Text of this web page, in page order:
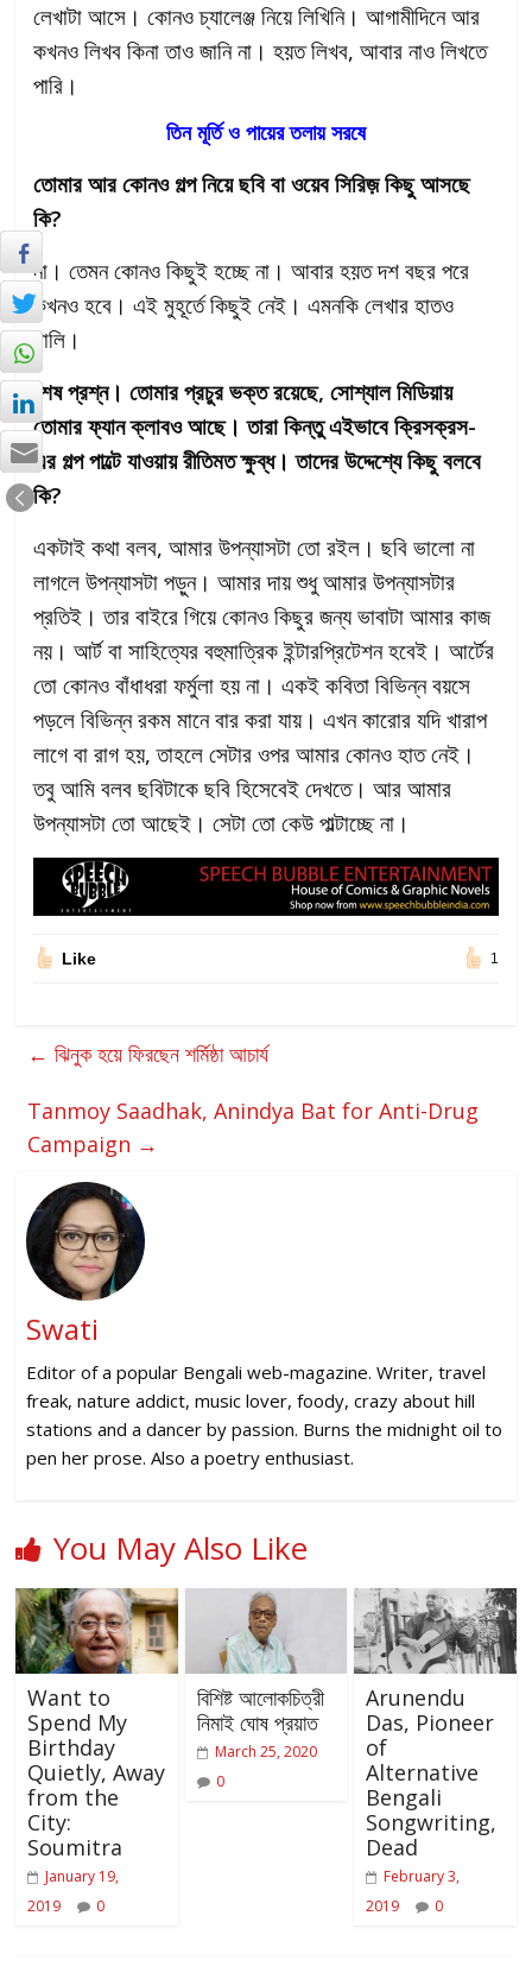
লেখাটা আসে। কোনও চ্যালেঞ্জ নিয়ে লিখিনি। আগামীদিনে আর
কখনও লিখব কিনা তাও জানি না। হয়ত লিখব, আবার নাও লিখতে
পারি।
তিন মূর্তি ও পায়ের তলায় সরষে
তোমার আর কোনও গল্প নিয়ে ছবি বা ওয়েব সিরিজ় কিছু আসছে
কি?
না। তেমন কোনও কিছুই হচ্ছে না। আবার হয়ত দশ বছর পরে
কখনও হবে। এই মুহূর্তে কিছুই নেই। এমনকি লেখার হাতও
খালি।
শেষ প্রশ্ন। তোমার প্রচুর ভক্ত রয়েছে, সোশ্যাল মিডিয়ায়
তোমার ফ্যান ক্লাবও আছে। তারা কিন্তু এইভাবে ক্রিসক্রস-
এর গল্প পাল্টে যাওয়ায় রীতিমত ক্ষুব্ধ। তাদের উদ্দেশ্যে কিছু বলবে
কি?
একটাই কথা বলব, আমার উপন্যাসটা তো রইল। ছবি ভালো না
লাগলে উপন্যাসটা পড়ুন। আমার দায় শুধু আমার উপন্যাসটার
প্রতিই। তার বাইরে গিয়ে কোনও কিছুর জন্য ভাবাটা আমার কাজ
নয়। আর্ট বা সাহিত্যের বহুমাত্রিক ইন্টারপ্রিটেশন হবেই। আর্টের
তো কোনও বাঁধাধরা ফর্মুলা হয় না। একই কবিতা বিভিন্ন বয়সে
পড়লে বিভিন্ন রকম মানে বার করা যায়। এখন কারোর যদি খারাপ
লাগে বা রাগ হয়, তাহলে সেটার ওপর আমার কোনও হাত নেই।
তবু আমি বলব ছবিটাকে ছবি হিসেবেই দেখতে। আর আমার
উপন্যাসটা তো আছেই। সেটা তো কেউ পাল্টাচ্ছে না।
Like 1
← ঝিনুক হয়ে ফিরছেন শর্মিষ্ঠা আচার্য
Tanmoy Saadhak, Anindya Bat for Anti-Drug
Campaign →
Swati
Editor of a popular Bengali web-magazine. Writer, travel
freak, nature addict, music lover, foody, crazy about hill
stations and a dancer by passion. Burns the midnight oil to
pen her prose. Also a poetry enthusiast.
You May Also Like
Want to
Spend My
Birthday
Quietly, Away
from the
City:
Soumitra
January 19,
2019
0
বিশিষ্ট আলোকচিত্রী
নিমাই ঘোষ প্রয়াত
March 25, 2020
0
Arunendu
Das, Pioneer
of
Alternative
Bengali
Songwriting,
Dead
February 3,
2019
0